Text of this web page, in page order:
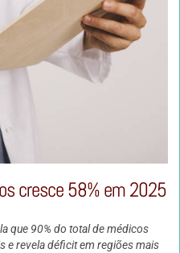
cresce 58% em 2025
que 90% do total de médicos
e revela déficit em regiões mais